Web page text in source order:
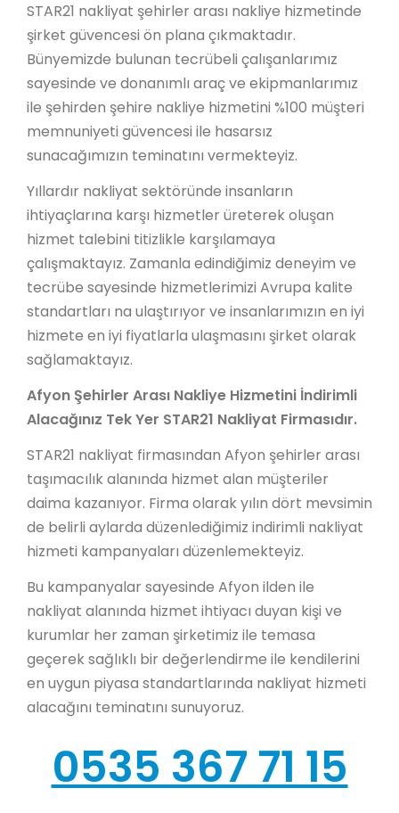
STAR21 nakliyat şehirler arası nakliye hizmetinde
şirket güvencesi ön plana çıkmaktadır.
Bünyemizde bulunan tecrübeli çalışanlarımız
sayesinde ve donanımlı araç ve ekipmanlarımız
ile şehirden şehire nakliye hizmetini %100 müşteri
memnuniyeti güvencesi ile hasarsız
sunacağımızın teminatını vermekteyiz.
Yıllardır nakliyat sektöründe insanların
ihtiyaçlarına karşı hizmetler üreterek oluşan
hizmet talebini titizlikle karşılamaya
çalışmaktayız. Zamanla edindiğimiz deneyim ve
tecrübe sayesinde hizmetlerimizi Avrupa kalite
standartları na ulaştırıyor ve insanlarımızın en iyi
hizmete en iyi fiyatlarla ulaşmasını şirket olarak
sağlamaktayız.
Afyon Şehirler Arası Nakliye Hizmetini İndirimli
Alacağınız Tek Yer STAR21 Nakliyat Firmasıdır.
STAR21 nakliyat firmasından Afyon şehirler arası
taşımacılık alanında hizmet alan müşteriler
daima kazanıyor. Firma olarak yılın dört mevsimin
de belirli aylarda düzenlediğimiz indirimli nakliyat
hizmeti kampanyaları düzenlemekteyiz.
Bu kampanyalar sayesinde Afyon ilden ile
nakliyat alanında hizmet ihtiyacı duyan kişi ve
kurumlar her zaman şirketimiz ile temasa
geçerek sağlıklı bir değerlendirme ile kendilerini
en uygun piyasa standartlarında nakliyat hizmeti
alacağını teminatını sunuyoruz.
0535 367 71 15